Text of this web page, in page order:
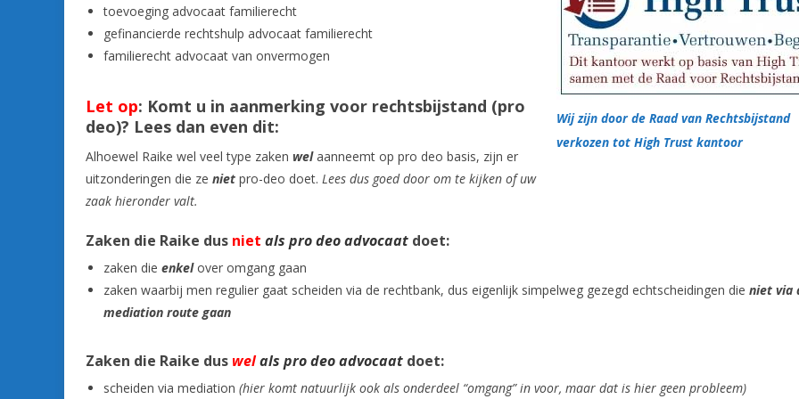
Wij zijn door de Raad van Rechtsbijstand
verkozen tot High Trust kantoor
toevoeging advocaat familierecht
gefinancierde rechtshulp advocaat familierecht
familierecht advocaat van onvermogen
Let op: Komt u in aanmerking voor rechtsbijstand (pro
deo)? Lees dan even dit:
Alhoewel Raike wel veel type zaken wel aanneemt op pro deo basis, zijn er
uitzonderingen die ze niet pro-deo doet. Lees dus goed door om te kijken of uw
zaak hieronder valt.
Zaken die Raike dus niet als pro deo advocaat doet:
zaken die enkel over omgang gaan
zaken waarbij men regulier gaat scheiden via de rechtbank, dus eigenlijk simpelweg gezegd echtscheidingen die niet via
mediation route gaan
Zaken die Raike dus welals pro deo advocaat doet:
scheiden via mediation (hier komt natuurlijk ook als onderdeel “omgang” in voor, maar dat is hier geen probleem)